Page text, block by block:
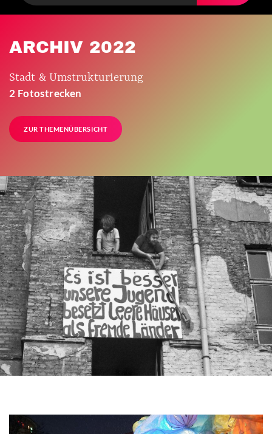
ARCHIV 2022
Stadt & Umstrukturierung
2 Fotostrecken
ZUR THEMENÜBERSICHT